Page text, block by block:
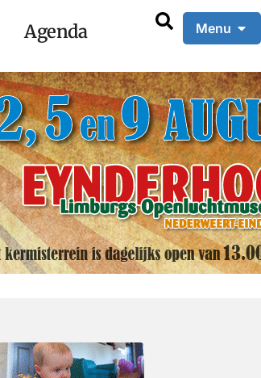
Agenda Menu